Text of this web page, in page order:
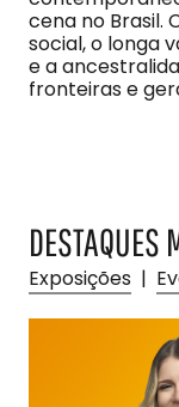
cena no Brasil.
social, o longa
e a
fronteiras e
DESTAQUES
Exposições |